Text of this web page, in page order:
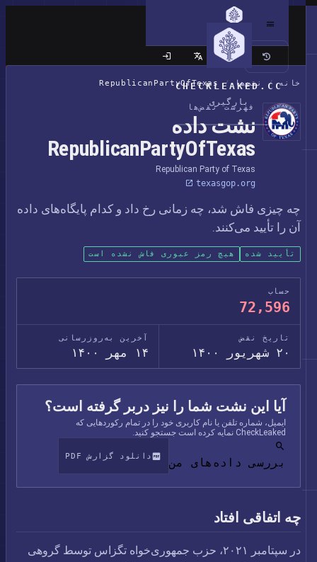
CHECKLEAKED.CC
بارگیری
سایت کلاسیک
خانه / نقض‌ها /
RepublicanPartyOfTexas
فهرست نقض‌ها
نشت داده
RepublicanPartyOfTexas
Republican Party of Texas
texasgop.org
چه چیزی فاش شد، چه زمانی رخ داد و کدام پایگاه‌های داده
آن را تأیید می‌کنند.
تأیید شده هیچ رمز عبوری فاش نشده است
حساب
72,596
تاریخ نقض آخرین به‌روزرسانی
۱۴ مهر ۱۴۰۰
آیا این نشت شما را نیز دربر گرفته است؟
ایمیل، شماره تلفن یا نام کاربری خود را در تمام رکوردهایی که
CheckLeaked نمایه کرده است جستجو کنید.
بررسی داده‌های من دانلود گزارش PDF
چه اتفاقی افتاد
در سپتامبر ۲۰۲۱، حزب جمهوری‌خواه تگزاس توسط گروهی